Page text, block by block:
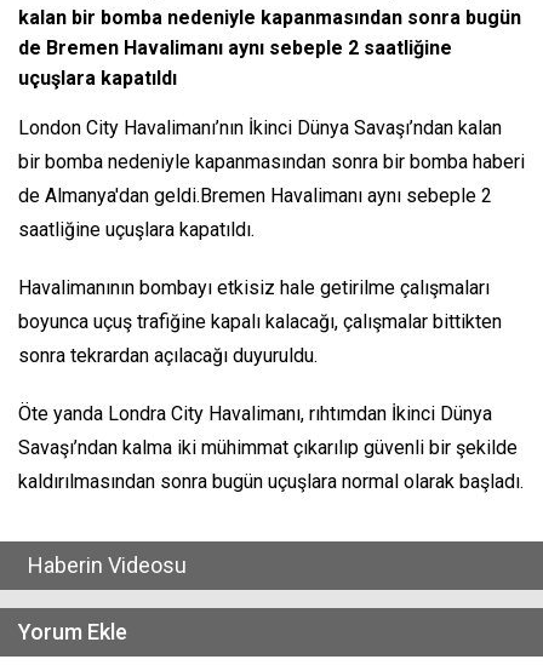
kalan bir bomba nedeniyle kapanmasından sonra bugün
de Bremen Havalimanı aynı sebeple 2 saatliğine
uçuşlara kapatıldı
London City Havalimanı’nın İkinci Dünya Savaşı’ndan kalan
bir bomba nedeniyle kapanmasından sonra bir bomba haberi
de Almanya'dan geldi.Bremen Havalimanı aynı sebeple 2
saatliğine uçuşlara kapatıldı.
Havalimanının bombayı etkisiz hale getirilme çalışmaları
boyunca uçuş trafiğine kapalı kalacağı, çalışmalar bittikten
sonra tekrardan açılacağı duyuruldu.
Öte yanda Londra City Havalimanı, rıhtımdan İkinci Dünya
Savaşı’ndan kalma iki mühimmat çıkarılıp güvenli bir şekilde
kaldırılmasından sonra bugün uçuşlara normal olarak başladı.
Haberin Videosu
Yorum Ekle